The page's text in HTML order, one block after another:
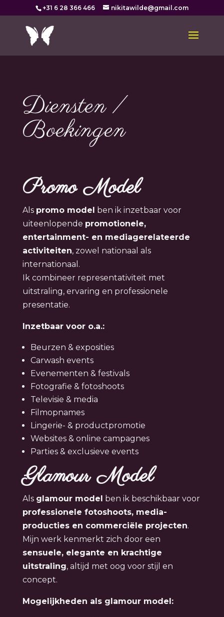
+31 6 28 366 466 nikitawilde@gmail.com
Diensten /
Boekingen
Promo Model
Als promo model ben ik inzetbaar voor
uiteenlopende promotionele,
entertainment- en mediagerelateerde
activiteiten, zowel nationaal als
internationaal.
Ik combineer representativiteit met
uitstraling, ervaring en professionele
presentatie.
Inzetbaar voor o.a.:
Beurzen & exposities
Carwash events
Evenementen & festivals
Fotografie & fotoshoots
Televisie & media
Filmopnames
Lingerie- & productpromotie
Websites & online campagnes
Parties & exclusieve events
Glamour Model
Als glamour model ben ik beschikbaar voor
professionele fotoshoots, media-
producties en commerciële projecten.
Mijn werk kenmerkt zich door een
sensuele, elegante en krachtige
uitstraling, altijd met oog voor stijl en
concept.
Mogelijkheden als glamour model: